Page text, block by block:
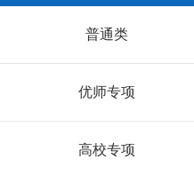
普通类
优师专项
高校专项